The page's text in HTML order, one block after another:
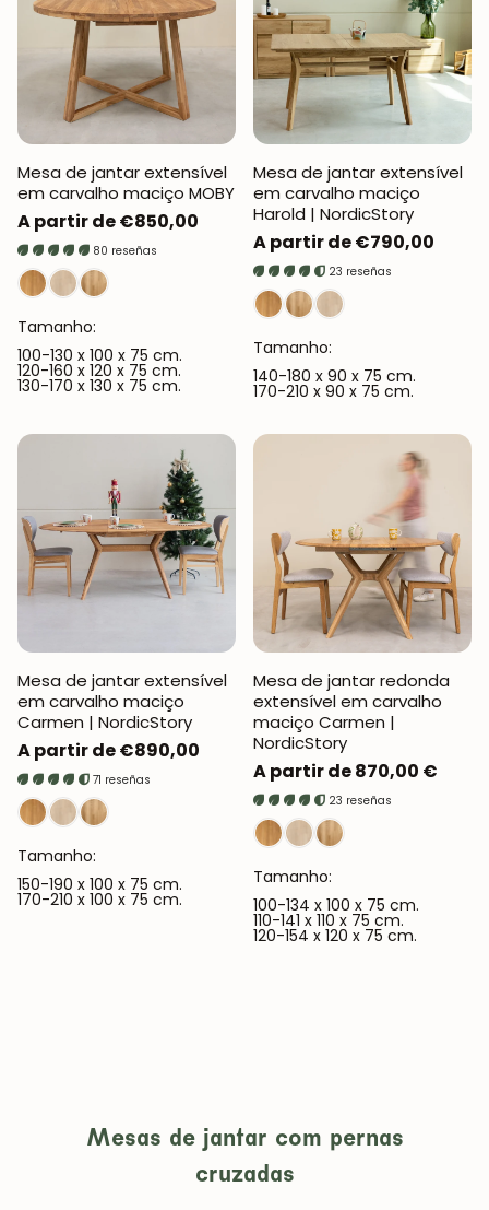
Mesa de jantar extensível
em carvalho maciço MOBY
Preço
normal
A partir de €850,00
80 reseñas
Tamanho:
100-130 x 100 x 75 cm.
120-160 x 120 x 75 cm.
130-170 x 130 x 75 cm.
Mesa de jantar extensível
em carvalho maciço
Harold | NordicStory
Preço
normal
A partir de €790,00
23 reseñas
Tamanho:
140-180 x 90 x 75 cm.
170-210 x 90 x 75 cm.
Mesa de jantar extensível
em carvalho maciço
Carmen | NordicStory
Preço
normal
A partir de €890,00
71 reseñas
Tamanho:
150-190 x 100 x 75 cm.
170-210 x 100 x 75 cm.
Mesa de jantar redonda
extensível em carvalho
maciço Carmen |
NordicStory
Preço
normal
A partir de 870,00 €
23 reseñas
Tamanho:
100-134 x 100 x 75 cm.
110-141 x 110 x 75 cm.
120-154 x 120 x 75 cm.
Mesas de jantar com pernas
cruzadas